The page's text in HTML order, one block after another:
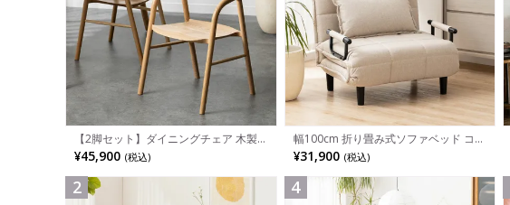
【2脚セット】ダイニングチェア 木製
LUGA 肘付き チェア 天然木 リビング椅
子 板座 食卓椅子 おしゃれ ウッドチェ
ウン 完成品
¥45,900 (税込)
2
幅100cm 折り畳み式ソファベッド コン
パクト リクライニング カウチスタイル
省スペース ファブリック
¥31,900 (税込)
4